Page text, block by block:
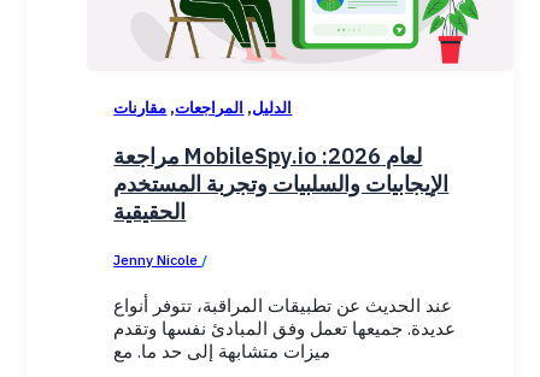
الدليل, المراجعات, مقارنات
مراجعة MobileSpy.io لعام 2026:
الإيجابيات والسلبيات وتجربة المستخدم
الحقيقية
Jenny Nicole/
عند الحديث عن تطبيقات المراقبة، تتوفر أنواع
عديدة. جميعها تعمل وفق المبادئ نفسها وتقدم
ميزات متشابهة إلى حد ما. مع